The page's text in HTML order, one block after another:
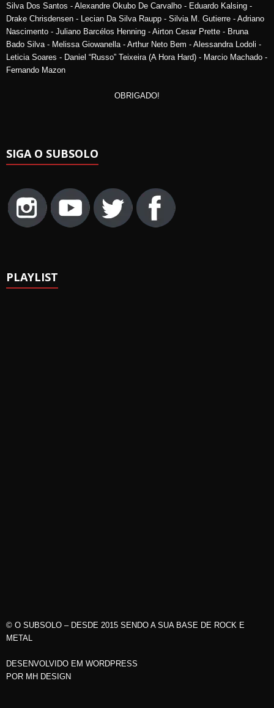
Silva Dos Santos - Alexandre Okubo De Carvalho - Eduardo Kalsing -
Drake Chrisdensen - Lecian Da Silva Raupp - Silvia M. Gutierre - Adriano
Nascimento - Juliano Barcélos Henning - Airton Cesar Prette - Bruna
Bado Silva - Melissa Giowanella - Arthur Neto Bem - Alessandra Lodoli -
Leticia Soares - Daniel “Russo” Teixeira (A Hora Hard) - Marcio Machado -
Fernando Mazon
OBRIGADO!
SIGA O SUBSOLO
PLAYLIST
© O SUBSOLO – DESDE 2015 SENDO A SUA BASE DE ROCK E
METAL
DESENVOLVIDO EM WORDPRESS
POR MH DESIGN